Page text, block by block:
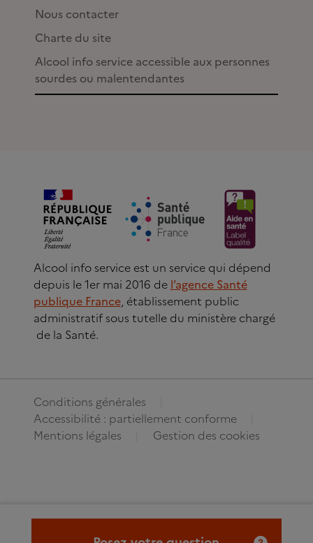
Nous contacter
Charte du site
Alcool info service accessible aux personnes
sourdes ou malentendantes
Alcool info service est un service qui dépend
depuis le 1er mai 2016 de l’agence Santé
publique France, établissement public
administratif sous tutelle du ministère chargé
de la Santé.
Conditions générales
Accessibilité : partiellement conforme
Mentions légales
Gestion des cookies